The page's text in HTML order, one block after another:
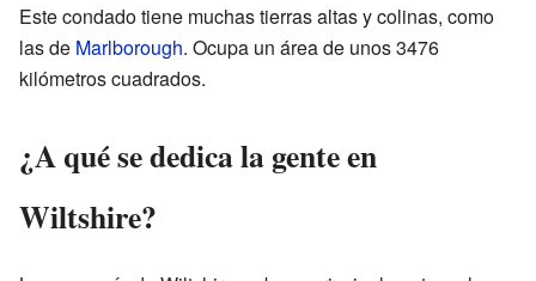
Este condado tiene muchas tierras altas y colinas, como
las de Marlborough. Ocupa un área de unos 3476
kilómetros cuadrados.
¿A qué se dedica la gente en
Wiltshire?